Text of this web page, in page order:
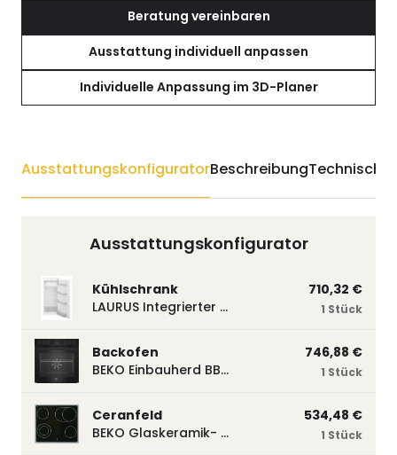
Beratung vereinbaren
Ausstattung individuell anpassen
Individuelle Anpassung im 3D-Planer
AusstattungskonfiguratorBeschreibungTechnische
Ausstattungskonfigurator
Kühlschrank
LAURUS Integrierter Kühlautomat LKG122E LKG122E
710,32 €
1 Stück
Backofen
BEKO Einbauherd BBUM113N2B mit Hydrolyse, Schwarz BBUM113N2B
746,88 €
1 Stück
Ceranfeld
BEKO Glaskeramik- Strahlungskochfeld EH 9641 XHN, herdgebunden EH9641XHN
534,48 €
1 Stück